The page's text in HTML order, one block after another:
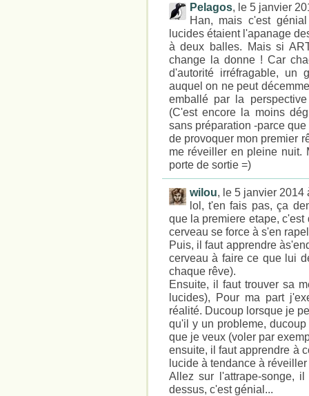
Pelagos, le 5 janvier
Han, mais c'est
lucides étaient l'apanage
à deux balles. Mais si
change la donne ! Car
d'autorité irréfragable, un
auquel on ne peut
emballé par la
(C'est encore la moins
sans préparation -parce
de provoquer mon premier
me réveiller en pleine nuit.
porte de sortie =)
wilou, le 5 janvier 2014
lol, t'en fais pas, ça
que la premiere etape,
cerveau se force à s'en
Puis, il faut apprendre
cerveau à faire ce que lui
chaque rêve).
Ensuite, il faut trouver sa
lucides), Pour ma part
réalité. Ducoup lorsque je
qu'il y un probleme,
que je veux (voler par
ensuite, il faut apprendre à
lucide à tendance à
Allez sur l'attrape-songe,
dessus, c'est génial...